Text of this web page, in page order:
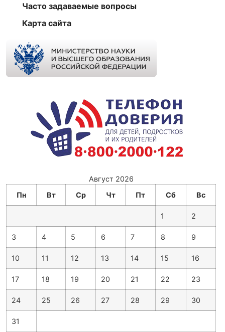
Часто задаваемые вопросы
Карта сайта
Август 2026
Пн
Вт Ср Чт Пт Сб Вс
1 2
3 4 5 6 7 8 9
10 11 12 13 14 15 16
17 18 19 20 21 22 23
24 25 26 27 28 29 30
31